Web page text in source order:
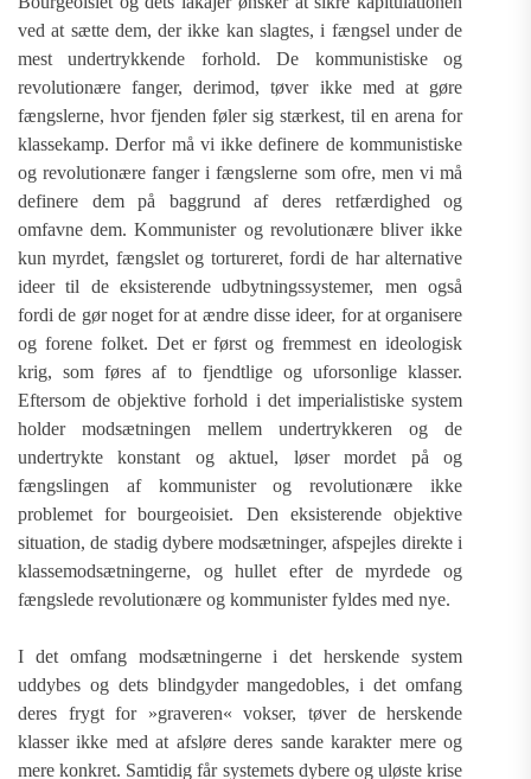
ved at sætte dem, der ikke kan slagtes, i fængsel under de
mest undertrykkende forhold. De kommunistiske og
revolutionære fanger, derimod, tøver ikke med at gøre
fængslerne, hvor fjenden føler sig stærkest, til en arena for
klassekamp. Derfor må vi ikke definere de kommunistiske
og revolutionære fanger i fængslerne som ofre, men vi må
definere dem på baggrund af deres retfærdighed og
omfavne dem. Kommunister og revolutionære bliver ikke
kun myrdet, fængslet og tortureret, fordi de har alternative
ideer til de eksisterende udbytningssystemer, men også
fordi de gør noget for at ændre disse ideer, for at organisere
og forene folket. Det er først og fremmest en ideologisk
krig, som føres af to fjendtlige og uforsonlige klasser.
Eftersom de objektive forhold i det imperialistiske system
holder modsætningen mellem undertrykkeren og de
undertrykte konstant og aktuel, løser mordet på og
fængslingen af kommunister og revolutionære ikke
problemet for bourgeoisiet. Den eksisterende objektive
situation, de stadig dybere modsætninger, afspejles direkte i
klassemodsætningerne, og hullet efter de myrdede og
fængslede revolutionære og kommunister fyldes med nye.
I det omfang modsætningerne i det herskende system
uddybes og dets blindgyder mangedobles, i det omfang
deres frygt for »graveren« vokser, tøver de herskende
klasser ikke med at afsløre deres sande karakter mere og
mere konkret. Samtidig får systemets dybere og uløste krise